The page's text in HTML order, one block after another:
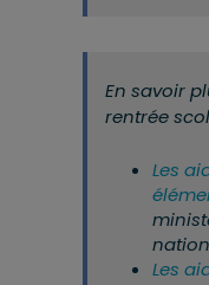
En savoir
rentrée
Les
Les